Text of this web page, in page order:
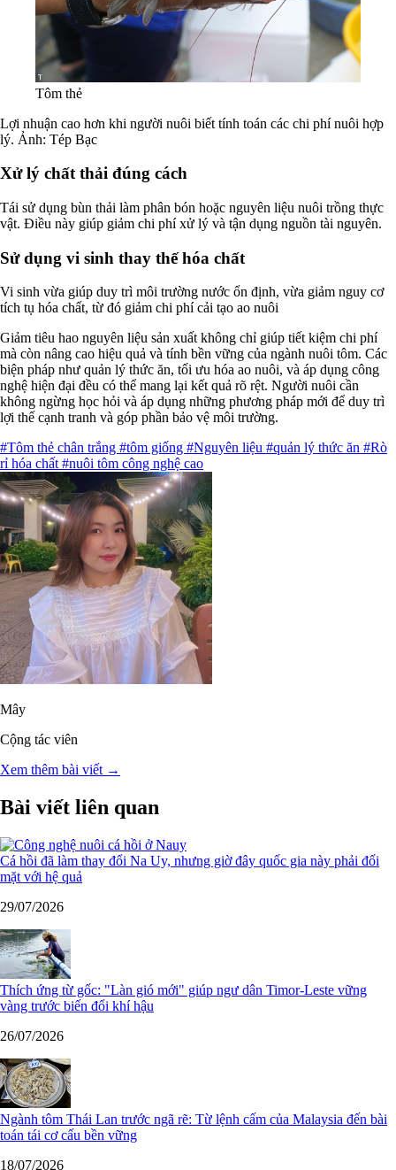
Tôm thẻ
Lợi nhuận cao hơn khi người nuôi biết tính toán các chi phí nuôi hợp
lý. Ảnh: Tép Bạc
Xử lý chất thải đúng cách
Tái sử dụng bùn thải làm phân bón hoặc nguyên liệu nuôi trồng thực
vật. Điều này giúp giảm chi phí xử lý và tận dụng nguồn tài nguyên.
Sử dụng vi sinh thay thế hóa chất
Vi sinh vừa giúp duy trì môi trường nước ổn định, vừa giảm nguy cơ
tích tụ hóa chất, từ đó giảm chi phí cải tạo ao nuôi
Giảm tiêu hao nguyên liệu sản xuất không chỉ giúp tiết kiệm chi phí
mà còn nâng cao hiệu quả và tính bền vững của ngành nuôi tôm. Các
biện pháp như quản lý thức ăn, tối ưu hóa ao nuôi, và áp dụng công
nghệ hiện đại đều có thể mang lại kết quả rõ rệt. Người nuôi cần
không ngừng học hỏi và áp dụng những phương pháp mới để duy trì
lợi thế cạnh tranh và góp phần bảo vệ môi trường.
#Tôm thẻ chân trắng #tôm giống #Nguyên liệu #quản lý thức ăn #Rò
rỉ hóa chất#nuôi tôm công nghệ cao
Mây
Cộng tác viên
Xem thêm bài viết →
Bài viết liên quan
Cá hồi đã làm thay đổi Na Uy, nhưng giờ đây quốc gia này phải đối
mặt với hệ quả
29/07/2026
Thích ứng từ gốc: "Làn gió mới" giúp ngư dân Timor-Leste vững
vàng trước biến đổi khí hậu
26/07/2026
Ngành tôm Thái Lan trước ngã rẽ: Từ lệnh cấm của Malaysia đến bài
toán tái cơ cấu bền vững
18/07/2026